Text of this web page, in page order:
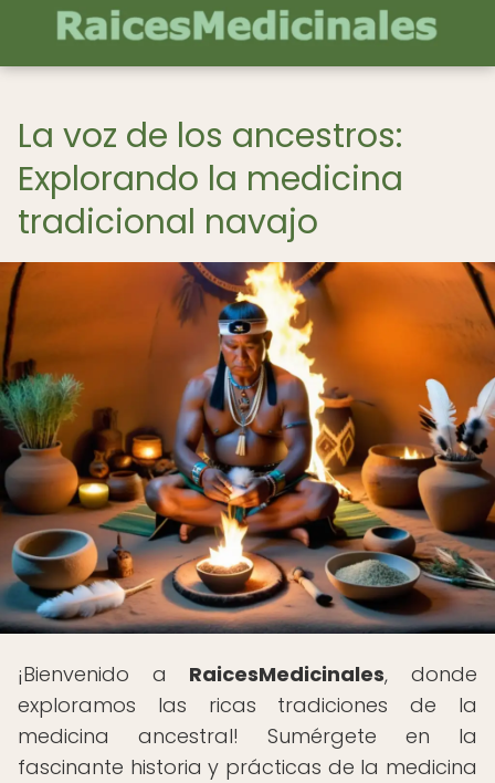
La voz de los ancestros:
Explorando la medicina
tradicional navajo
¡Bienvenido a RaicesMedicinales, donde
exploramos las ricas tradiciones de la
medicina ancestral! Sumérgete en la
fascinante historia y prácticas de la medicina